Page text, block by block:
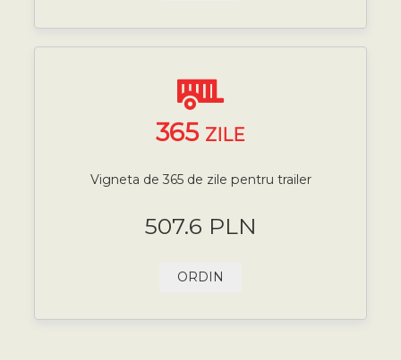
365 ZILE
Vigneta de 365 de zile pentru trailer
507.6 PLN
ORDIN